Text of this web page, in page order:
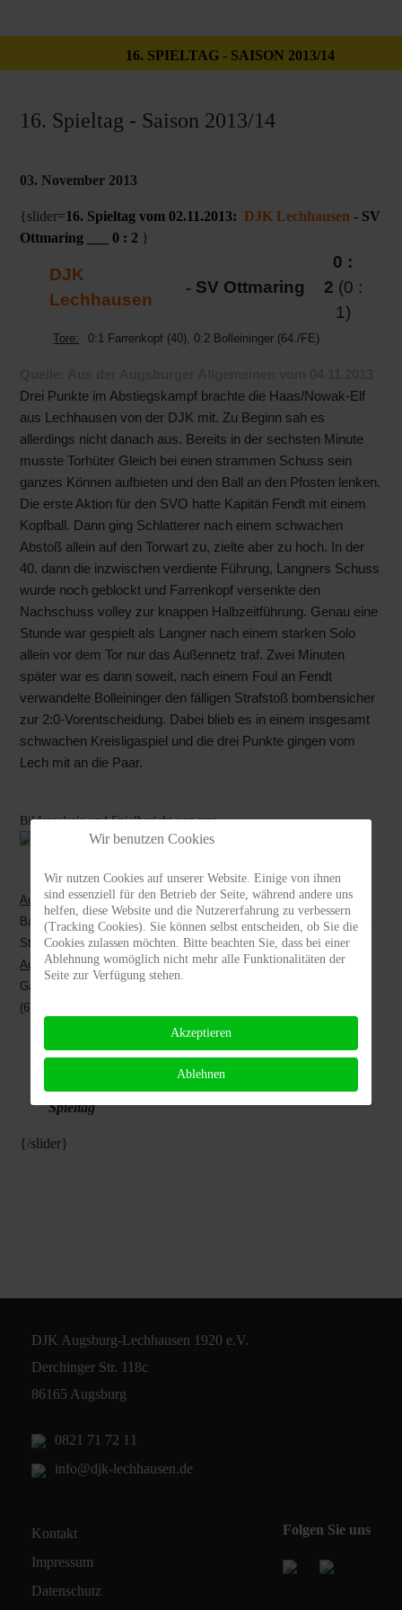
16. SPIELTAG - SAISON 2013/14
16. Spieltag - Saison 2013/14
03. November 2013
{slider=16. Spieltag vom 02.11.2013:DJK Lechhausen - SV
Ottmaring ___ 0 : 2 }
DJK
Lechhausen
- SV Ottmaring
0 :
2 (0 :
1)
Tore: 0:1 Farrenkopf (40), 0:2 Bolleininger (64./FE)
Drei Punkte im Abstiegskampf brachte die Haas/Nowak-Elf
aus Lechhausen von der DJK mit. Zu Beginn sah es
allerdings nicht danach aus. Bereits in der sechsten Minute
musste Torhüter Gleich bei einen strammen Schuss sein
ganzes Können aufbieten und den Ball an den Pfosten lenken.
Die erste Aktion für den SVO hatte Kapitän Fendt mit einem
Kopfball. Dann ging Schlatterer nach einem schwachen
Abstoß allein auf den Torwart zu, zielte aber zu hoch. In der
40. dann die inzwischen verdiente Führung, Langners Schuss
wurde noch geblockt und Farrenkopf versenkte den
Nachschuss volley zur knappen Halbzeitführung. Genau eine
Stunde war gespielt als Langner nach einem starken Solo
allein vor dem Tor nur das Außennetz traf. Zwei Minuten
später war es dann soweit, nach einem Foul an Fendt
verwandelte Bolleininger den fälligen Strafstoß bombensicher
zur 2:0-Vorentscheidung. Dabei blieb es in einem insgesamt
schwachen Kreisligaspiel und die drei Punkte gingen vom
Lech mit an die Paar.
Bildergalerie und Spielbericht von ==>
Aufstellung:
Bader, Vetter, Denkci, Egger, Yilmaz, Schwerthöffer, Scholl, Kaplan,
Stotz, Abele, Winterhalter
Auswechslungen & Ersatzbank:
Ganibegovic (46./Abele), Gülhan (65./Stotz), la Marca
(67./Winterhalter)
Spieltag
{/slider}
DJK Augsburg-Lechhausen 1920 e.V.
Derchinger Str. 118c
86165 Augsburg
0821 71 72 11
info@djk-lechhausen.de
Kontakt
Impressum
Datenschutz
Folgen Sie uns
Wir benutzen Cookies
Wir nutzen Cookies auf unserer Website. Einige von ihnen
sind essenziell für den Betrieb der Seite, während andere uns
helfen, diese Website und die Nutzererfahrung zu verbessern
(Tracking Cookies). Sie können selbst entscheiden, ob Sie die
Cookies zulassen möchten. Bitte beachten Sie, dass bei einer
Ablehnung womöglich nicht mehr alle Funktionalitäten der
Seite zur Verfügung stehen.
Akzeptieren
Ablehnen